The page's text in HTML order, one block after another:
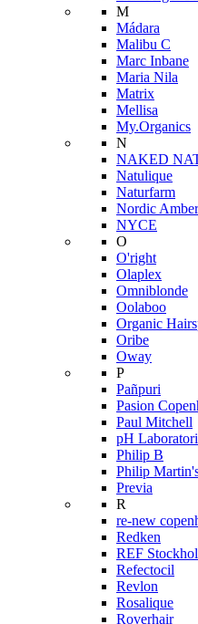
M
Mádara
Malibu C
Marc Inbane
Maria Nila
Matrix
Mellisa
My.Organics
N
NAKED
Natulique
Naturfarm
Nordic Amber
NYCE
O
O'right
Olaplex
Omniblonde
Oolaboo
Organic
Oribe
Oway
P
Pañpuri
Pasion
Paul Mitchell
pH
Philip B
Philip
Previa
R
re-new
Redken
REF
Refectocil
Revlon
Rosalique
Roverhair